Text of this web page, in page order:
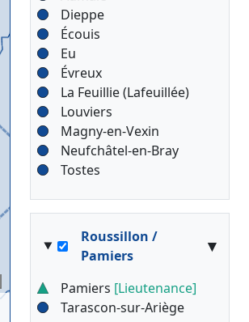
Dieppe
Écouis
Eu
Évreux
La Feuillie (Lafeuillée)
Louviers
Magny-en-Vexin
Neufchâtel-en-Bray
Tostes
Roussillon /
Pamiers
▾
Pamiers [Lieutenance]
Tarascon-sur-Ariège